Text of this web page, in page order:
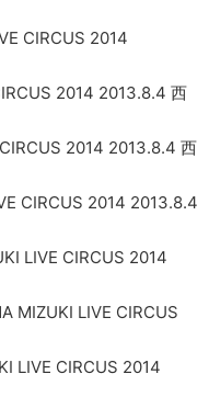
CIRCUS 2014
2014 2013.8.4 西
2014 2013.8.4 西
CIRCUS 2014 2013.8.4
LIVE CIRCUS 2014
MIZUKI LIVE CIRCUS
LIVE CIRCUS 2014